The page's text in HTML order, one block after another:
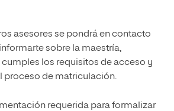
asesores se pondrá en contacto
sobre la maestría,
los requisitos de acceso y
proceso de matriculación.
requerida para formalizar